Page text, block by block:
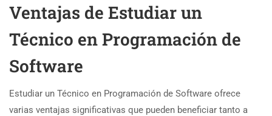
Ventajas de Estudiar un
Técnico en Programación de
Software
Estudiar un Técnico en Programación de Software ofrece
varias ventajas significativas que pueden beneficiar tanto a